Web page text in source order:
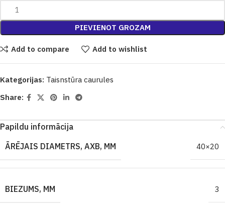
PIEVIENOT GROZAM
Add to compare Add to wishlist
Kategorijas: Taisnstūra caurules
Share:
Papildu informācija
ĀRĒJAIS DIAMETRS, AXB, MM
40×20
BIEZUMS, MM 3